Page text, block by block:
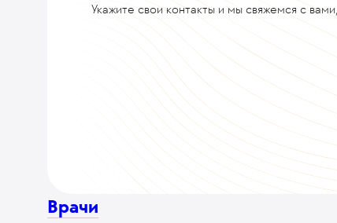
Укажите свои контакты и мы свяжемся с
Врачи